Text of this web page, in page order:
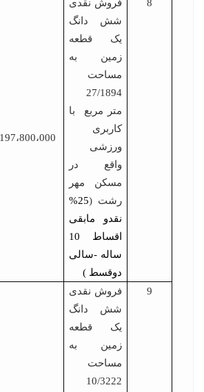
8
فروش نقدی
شش دانگ
یک قطعه
زمین به
مساحت
27/1894
متر مربع با
کاربری
ورزشی
واقع در
مسکن مهر
رشت (
25%
نقدو مابقی
اقساط 10
ساله -سالی
دوقسط )
9
فروش نقدی
شش دانگ
یک قطعه
زمین به
مساحت
10/3222